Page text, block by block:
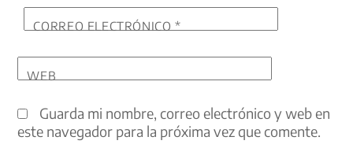
CORREO ELECTRÓNICO*
WEB
Guarda mi nombre, correo electrónico y web en
este navegador para la próxima vez que comente.